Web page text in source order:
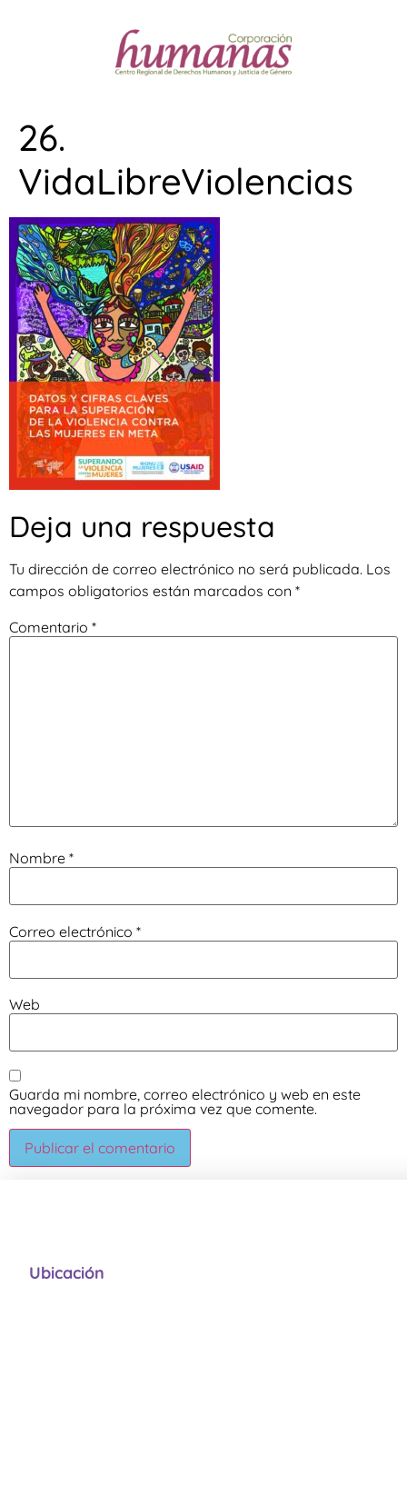
26.
VidaLibreViolencias
Deja una respuesta
Tu dirección de correo electrónico no será publicada. Los
campos obligatorios están marcados con *
Comentario *
Nombre *
Correo electrónico *
Web
Guarda mi nombre, correo electrónico y web en este
navegador para la próxima vez que comente.
Ubicación